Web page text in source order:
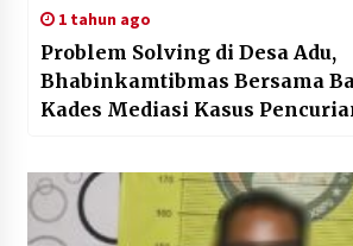
1 tahun ago
Problem Solving di Desa Adu,
Bhabinkamtibmas Bersama
Kades Mediasi Kasus